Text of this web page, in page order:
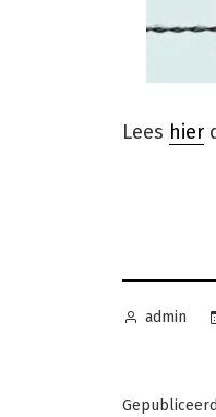
Lees hier
Geplaatst
admin